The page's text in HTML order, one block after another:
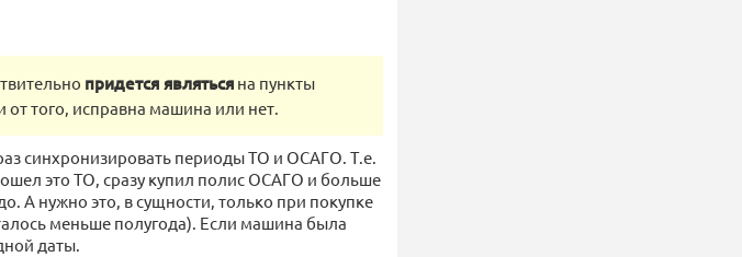
придется являться на пункты
от того, исправна машина или нет.
синхронизировать периоды ТО и ОСАГО. Т.е.
это ТО, сразу купил полис ОСАГО и больше
А нужно это, в сущности, только при покупке
меньше полугода). Если машина была
даты.